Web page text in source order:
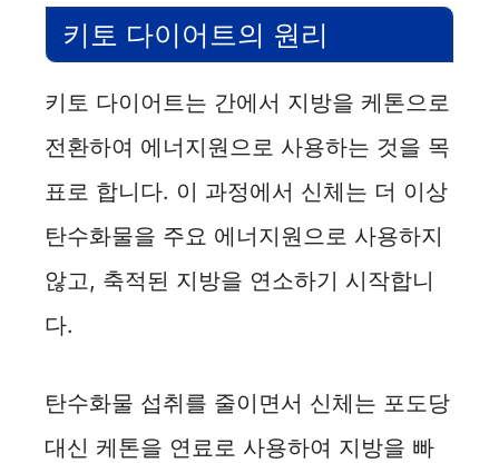
키토 다이어트의 원리
키토 다이어트는 간에서 지방을 케톤으로
전환하여 에너지원으로 사용하는 것을 목
표로 합니다. 이 과정에서 신체는 더 이상
탄수화물을 주요 에너지원으로 사용하지
않고, 축적된 지방을 연소하기 시작합니
다.
탄수화물 섭취를 줄이면서 신체는 포도당
대신 케톤을 연료로 사용하여 지방을 빠